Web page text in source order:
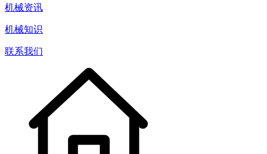
机械资讯
机械知识
联系我们